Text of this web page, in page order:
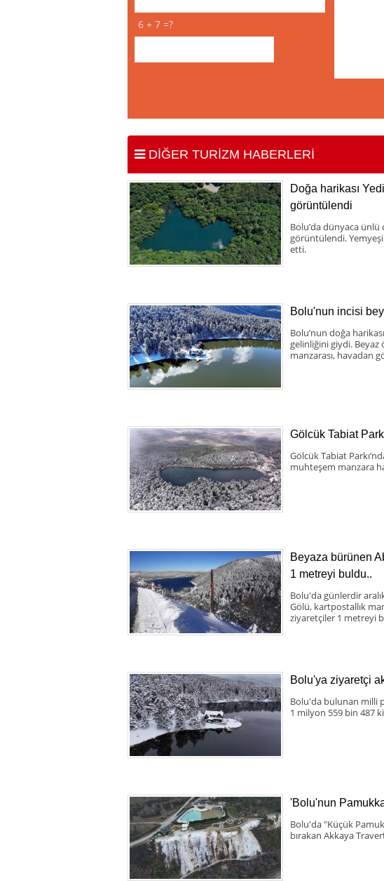
6 + 7 =?
DİĞER TURİZM HABERLERİ
Doğa harikası
görüntülendi
Bolu’da dünyaca ünlü
görüntülendi.
etti.
Bolu'nun incisi
Bolu’nun doğa
gelinliğini giydi. Beyaz
manzarası, havadan
Gölcük Tabiat
Gölcük Tabiat
muhteşem manzara
Beyaza bürünen
1 metreyi buldu..
Bolu'da günlerdir
Gölü, kartpostallık
ziyaretçiler 1 metreyi
Bolu'ya ziyaretçi
Bolu'da bulunan milli
1 milyon 559 bin 487
'Bolu'nun
Bolu'da "Küçük
bırakan Akkaya